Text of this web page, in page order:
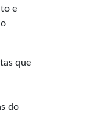
e
que
do